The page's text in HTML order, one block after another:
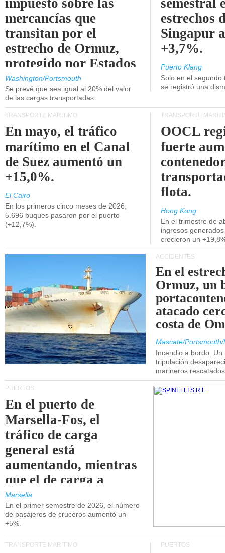
impuesto sobre las
mercancías que
transitan por el
estrecho de Ormuz,
protegido por Estados
Unidos.
Washington/Portsmouth
Se prevé que sea igual al 20% del valor
de las cargas transportadas.
semestral
estrechos
Singapur
+3,7%.
Puerto Klang
Solo en el
se registró una
TRANSPORTE MARÍTIMO
En mayo, el tráfico
marítimo en el Canal
de Suez aumentó un
+15,0%.
El Cairo
En los primeros cinco meses de 2026,
5.696 buques pasaron por el puerto
(+12,7%).
TRANSPORTE
OOCL
fuerte
flota.
Hong Kong
En el trimestre de
ingresos
crecieron un
ACCIDENTES
En el
Ormuz, un
atacado
costa de
Mascate/
Incendio a bordo.
tripulación
marineros
PUERTOS
En el puerto de
Marsella-Fos, el
tráfico de carga
general está
aumentando, mientras
que el de carga a
granel está
disminuyendo.
Marsella
En el primer semestre de 2026, el número
de pasajeros de cruceros aumentó un
+5%.
TRANSPORTE MARÍTIMO PUERTOS